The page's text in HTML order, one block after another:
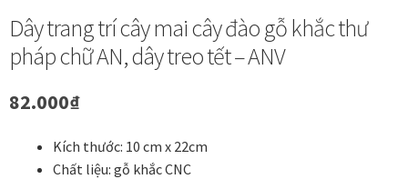
Chính Sách Đổi Trả
Chính sách đổi trả hàng
Danh Lam Collection
Dây trang trí cây mai cây đào gỗ khắc thư
pháp chữ AN, dây treo tết – ANV
82.000₫
Kích thước: 10 cm x 22cm
Chất liệu: gỗ khắc CNC